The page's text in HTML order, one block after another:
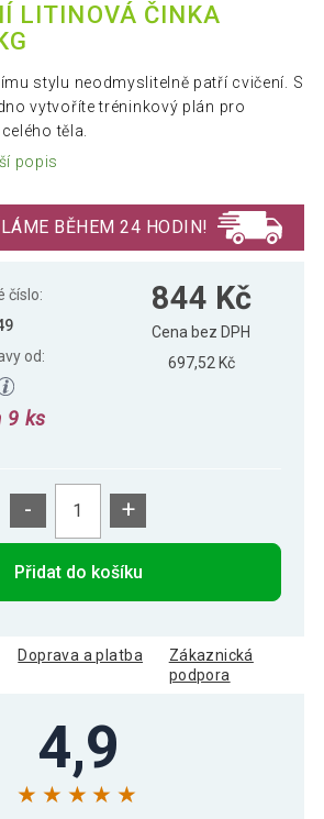
LITINOVÁ ČINKA
stylu neodmyslitelně patří cvičení. S
vytvoříte tréninkový plán pro
těla.
popis
BĚHEM 24 HODIN!
číslo:
od:
9 ks
844 Kč
Cena bez DPH
697,52 Kč
- +
Přidat do košíku
Doprava a platba
Zákaznická
podpora
4,9